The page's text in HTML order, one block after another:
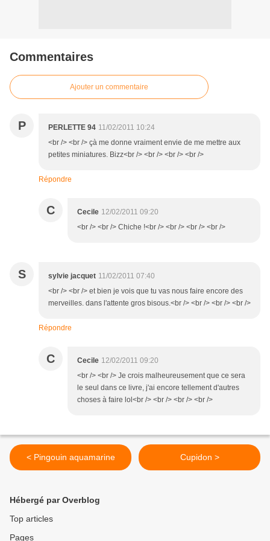
Commentaires
Ajouter un commentaire
P PERLETTE 94 11/02/2011 10:24
<br /> <br /> çà me donne vraiment envie de me mettre aux
petites miniatures. Bizz<br /> <br /> <br /> <br />
Répondre
C Cecile 12/02/2011 09:20
<br /> <br /> Chiche !<br /> <br /> <br /> <br />
S sylvie jacquet 11/02/2011 07:40
<br /> <br /> et bien je vois que tu vas nous faire encore des
merveilles. dans l'attente gros bisous.<br /> <br /> <br /> <br />
Répondre
C Cecile 12/02/2011 09:20
<br /> <br /> Je crois malheureusement que ce sera
le seul dans ce livre, j'ai encore tellement d'autres
choses à faire lol<br /> <br /> <br /> <br />
< Pingouin aquamarine Cupidon >
Hébergé par Overblog
Top articles
Pages